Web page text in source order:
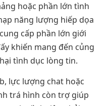
hoặc phần lớn tình
năng lượng hiếp dọa
cấp phần lớn giới
khiến mang đến củng
tình dục lòng tin.
lực lượng chat hoặc
trá hình còn trợ giúp